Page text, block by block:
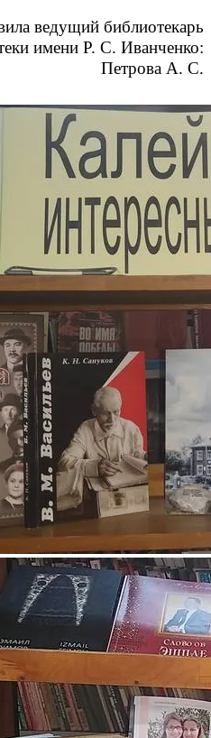
ведущий библиотекарь
имени Р. С. Иванченко:
Петрова А. С.